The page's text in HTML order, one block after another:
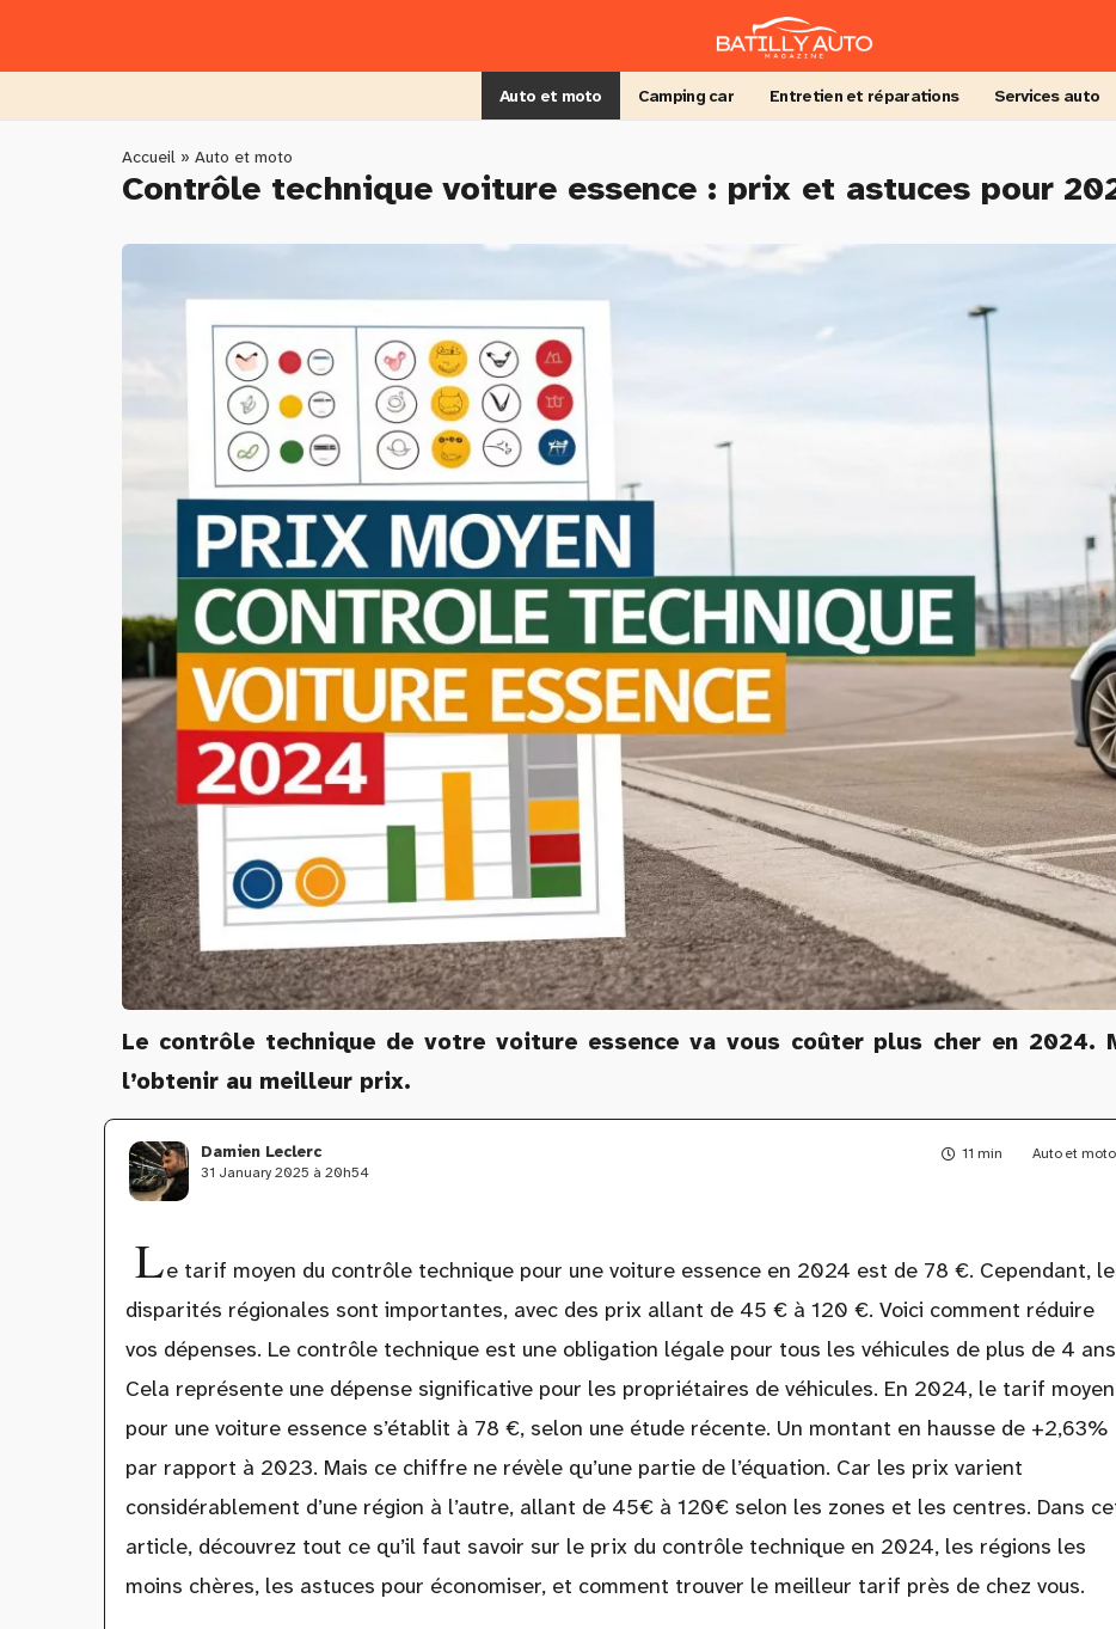
Auto et moto Camping car Entretien et réparations Services auto
You
are
here
Accueil » Auto et moto
Contrôle technique voiture essence : prix et astuces pour
Le contrôle technique de votre voiture essence va vous coûter plus cher en 2024.
l’obtenir au meilleur prix.
11 min Auto et moto
Damien Leclerc
31 January 2025 à 20h54
Le tarif moyen du contrôle technique pour une voiture essence en 2024 est de 78 €. Cependant,
disparités régionales sont importantes, avec des prix allant de 45 € à 120 €. Voici comment réduire
vos dépenses. Le contrôle technique est une obligation légale pour tous les véhicules de plus de 4
Cela représente une dépense significative pour les propriétaires de véhicules. En 2024, le tarif moyen
pour une voiture essence s’établit à 78 €, selon une étude récente. Un montant en hausse de +2,63%
par rapport à 2023. Mais ce chiffre ne révèle qu’une partie de l’équation. Car les prix varient
considérablement d’une région à l’autre, allant de 45€ à 120€ selon les zones et les centres. Dans
article, découvrez tout ce qu’il faut savoir sur le prix du contrôle technique en 2024, les régions les
moins chères, les astuces pour économiser, et comment trouver le meilleur tarif près de chez vous.